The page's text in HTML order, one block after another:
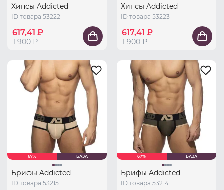
Хипсы Addicted
ID товара 53222
617,41 ₽
1 900 ₽
Хипсы Addicted
ID товара 53223
617,41 ₽
1 900 ₽
67% БАЗА
Брифы Addicted
ID товара 53215
67% БАЗА
Брифы Addicted
ID товара 53214